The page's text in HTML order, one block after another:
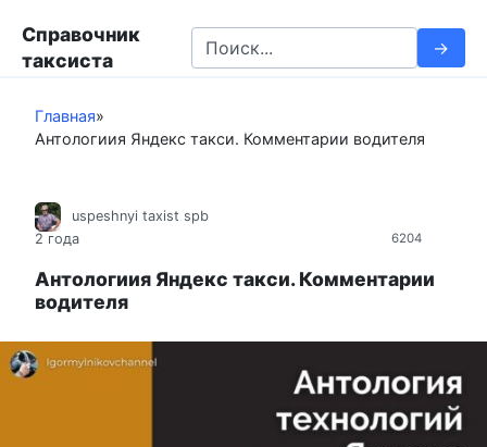
Справочник
таксиста
e
c
o
:
Главная»
Антологиия Яндекс такси. Комментарии водителя
6204
uspeshnyi taxist spb
2 года
Антологиия Яндекс такси. Комментарии
водителя